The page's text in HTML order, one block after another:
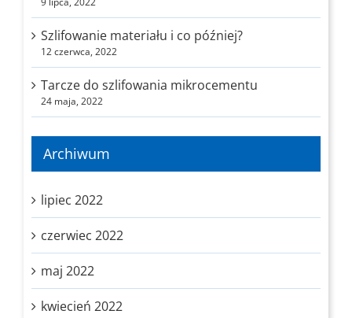
Szlifowanie materiału i co później?
12 czerwca, 2022
Tarcze do szlifowania mikrocementu
24 maja, 2022
Archiwum
lipiec 2022
czerwiec 2022
maj 2022
kwiecień 2022